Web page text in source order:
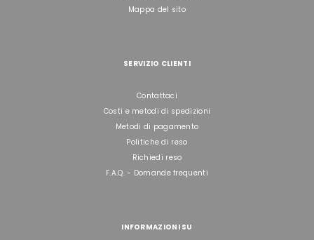
Mappa del sito
SERVIZIO CLIENTI
Contattaci
Costi e metodi di spedizioni
Metodi di pagamento
Politiche di reso
Richiedi reso
F.A.Q. - Domande frequenti
INFORMAZIONI SU